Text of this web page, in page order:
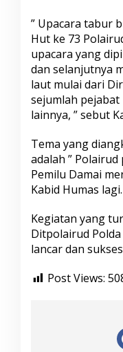
a
D
i
l
a
u
” Upacara tabur
Hut ke 73
upacara yang
dan selanjutnya
laut mulai dari
sejumlah pejabat
lainnya, ” sebut
Tema yang
adalah ”
Pemilu Damai
Kabid Humas lagi.
Kegiatan yang
Ditpolairud
lancar dan
Post Views: